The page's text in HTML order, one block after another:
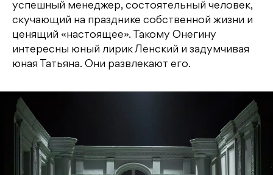
успешный менеджер, состоятельный человек,
скучающий на празднике собственной жизни и
ценящий «настоящее». Такому Онегину
интересны юный лирик Ленский и задумчивая
юная Татьяна. Они развлекают его.